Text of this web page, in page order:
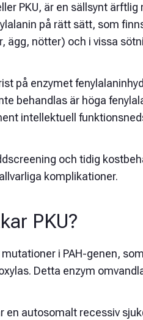
PKU, är en sällsynt
på rätt sätt, som
ägg, nötter) och i vissa
på enzymet
behandlas är höga
intellektuell
och tidig
komplikationer.
PKU?
mutationer i PAH-genen,
Detta enzym
en autosomalt recessiv